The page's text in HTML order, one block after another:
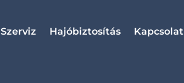
Szerviz Hajóbiztosítás Kapcsolat